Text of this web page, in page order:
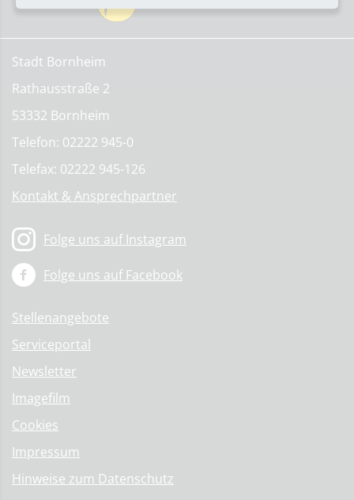
Stadt Bornheim
Rathausstraße 2
53332 Bornheim
Telefon: 02222 945-0
Telefax: 02222 945-126
Kontakt & Ansprechpartner
Folge uns auf Instagram
Folge uns auf Facebook
Stellenangebote
Serviceportal
Newsletter
Imagefilm
Cookies
Impressum
Hinweise zum Datenschutz